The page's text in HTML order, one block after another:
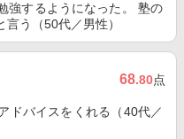
強するようになった。 塾の
う（50代／男性）
68.80点
ドバイスをくれる（40代／